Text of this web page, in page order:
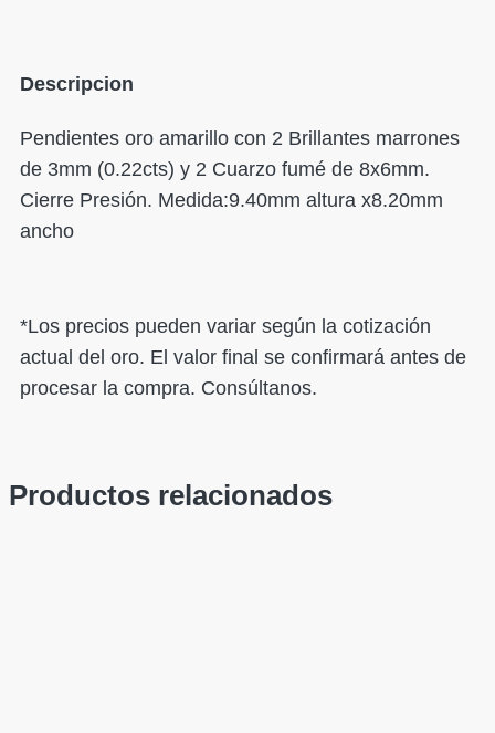
Descripcion
Pendientes oro amarillo con 2 Brillantes marrones
de 3mm (0.22cts) y 2 Cuarzo fumé de 8x6mm.
Cierre Presión. Medida:9.40mm altura x8.20mm
ancho
*Los precios pueden variar según la cotización
actual del oro. El valor final se confirmará antes de
procesar la compra. Consúltanos.
Productos relacionados